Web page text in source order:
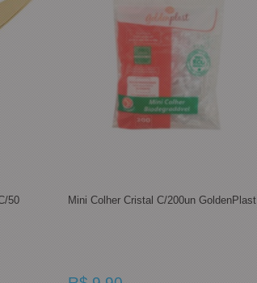
50 Mini Colher Cristal C/200un GoldenPlast